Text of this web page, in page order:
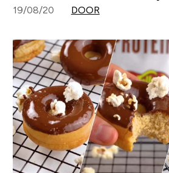
19/08/20 DOOR